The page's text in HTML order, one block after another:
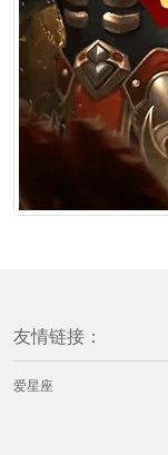
友情链接：
爱星座